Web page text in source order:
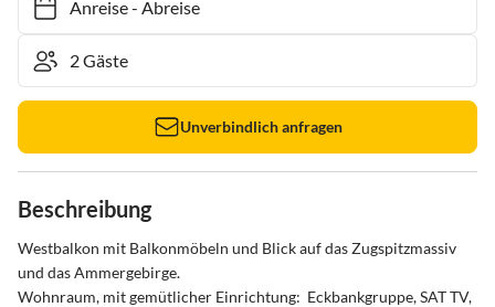
Anreise- Abreise
Unverbindlich anfragen
Beschreibung
Westbalkon mit Balkonmöbeln und Blick auf das Zugspitzmassiv
und das Ammergebirge.
Wohnraum, mit gemütlicher Einrichtung:  Eckbankgruppe, SAT TV,